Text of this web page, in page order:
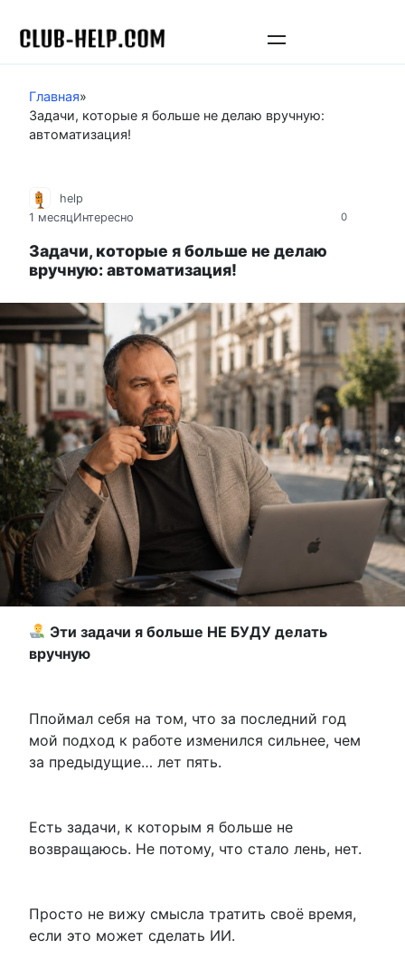
контенту
Главная»
Задачи, которые я больше не делаю вручную:
автоматизация!
0
help
1 месяцИнтересно
Задачи, которые я больше не делаю
вручную: автоматизация!
Эти задачи я больше НЕ БУДУ делать
вручную
Ппоймал себя на том, что за последний год
мой подход к работе изменился сильнее, чем
за предыдущие… лет пять.
Есть задачи, к которым я больше не
возвращаюсь. Не потому, что стало лень, нет.
Просто не вижу смысла тратить своё время,
если это может сделать ИИ.